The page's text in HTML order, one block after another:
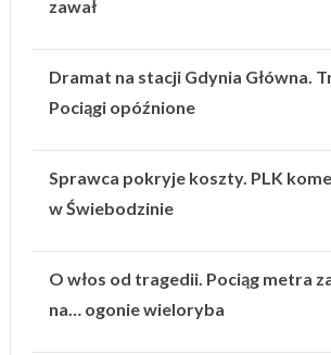
zawał
Dramat na stacji Gdynia Główna.
Pociągi opóźnione
Sprawca pokryje koszty. PLK
w Świebodzinie
O włos od tragedii. Pociąg metra
na… ogonie wieloryba